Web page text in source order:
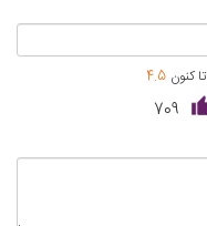
تا کنون 4.5
709